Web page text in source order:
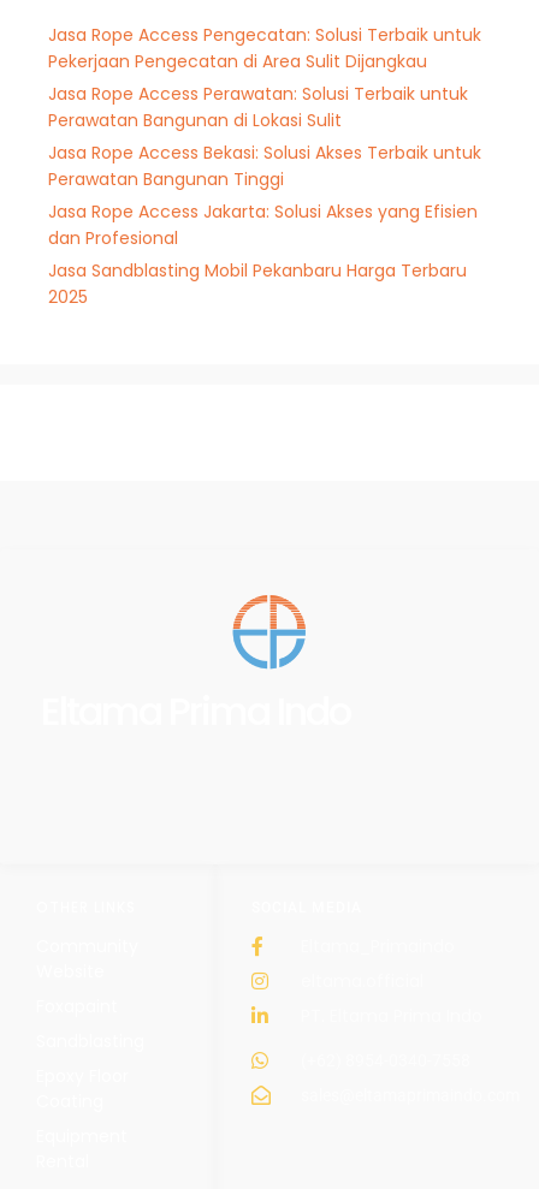
Jasa Rope Access Pengecatan: Solusi Terbaik untuk
Pekerjaan Pengecatan di Area Sulit Dijangkau
Jasa Rope Access Perawatan: Solusi Terbaik untuk
Perawatan Bangunan di Lokasi Sulit
Jasa Rope Access Bekasi: Solusi Akses Terbaik untuk
Perawatan Bangunan Tinggi
Jasa Rope Access Jakarta: Solusi Akses yang Efisien
dan Profesional
Jasa Sandblasting Mobil Pekanbaru Harga Terbaru
2025